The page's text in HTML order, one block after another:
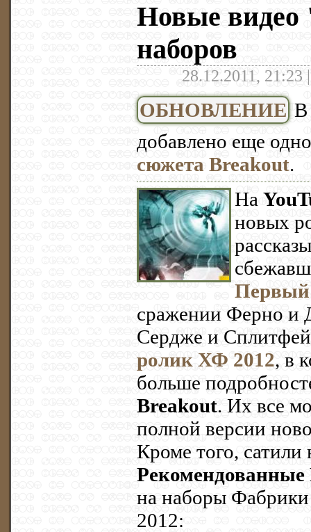
Новые
наборов
28.12.2011, 21:23
ОБНОВЛЕНИЕ В
добавлено еще
сюжета Breakout.
На
новых
сражении Ферно и
Сердже и
ролик ХФ 2012, в
больше
Breakout. Их все
полной версии
Кроме того, сатили
на наборы Фабрики
2012: